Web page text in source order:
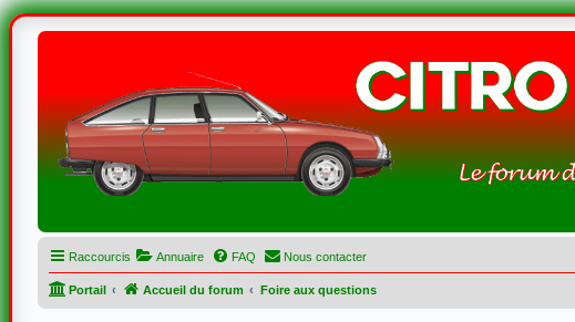
Raccourcis Annuaire FAQ Nous contacter
Portail Accueil du forum Foire aux questions